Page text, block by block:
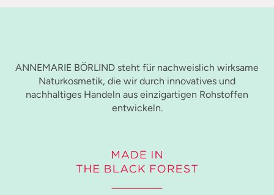
ANNEMARIE BÖRLIND steht für nachweislich wirksame
Naturkosmetik, die wir durch innovatives und
nachhaltiges Handeln aus einzigartigen Rohstoffen
entwickeln.